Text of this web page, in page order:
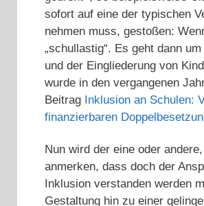
sofort auf eine der typischen
nehmen muss, gestoßen:
„schullastig“. Es geht dann
und der Eingliederung von
wurde in den vergangenen
Beitrag Inklusion an Schulen:
finanzierbaren
Nun wird der eine oder
anmerken, dass doch der
Inklusion verstanden werden
Gestaltung hin zu einer